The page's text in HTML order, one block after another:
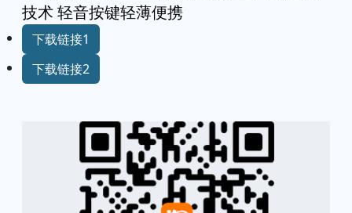
技术 轻音按键轻薄便携
下载链接1
下载链接2